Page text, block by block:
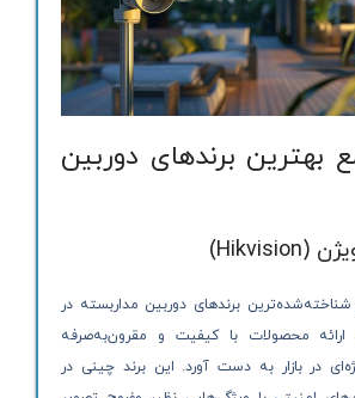
بهترین برندهای دوربین
شناخته‌شده‌ترین برندهای دوربین مداربسته در
محصولات با کیفیت و مقرون‌به‌صرفه
در بازار به دست آورد. این برند چینی در